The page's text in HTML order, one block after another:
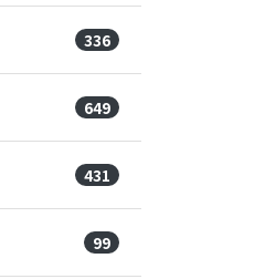
336
649
431
99